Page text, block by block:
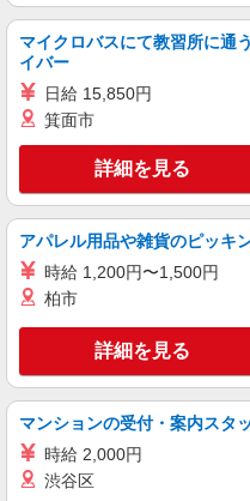
東京都
派遣社員
株式会社パソナ・東京キャリア
営業（開拓
時給
東京都港
紹介予定派遣
株式会社パソナ・東京キャリア
営業（開拓
時給
東京都
マイクロバスにて教習所に通
イバー
日給 15,850円
箕面市
詳細を見る
アパレル用品や雑貨のピッキ
時給 1,200円〜1,500円
柏市
詳細を見る
マンションの受付・案内スタ
時給 2,000円
渋谷区